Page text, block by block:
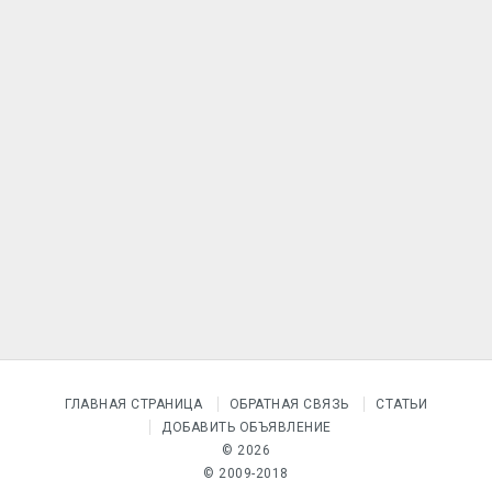
ГЛАВНАЯ СТРАНИЦА ОБРАТНАЯ СВЯЗЬ
СТАТЬИ
ДОБАВИТЬ ОБЪЯВЛЕНИЕ
© 2026
© 2009-2018